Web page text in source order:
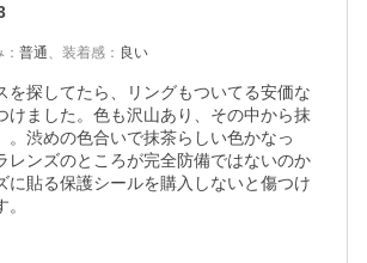
： 普通、 装着感 ： 良い
を探してたら、リングもついてる安価な
けました。色も沢山あり、その中から抹
。渋めの色合いで抹茶らしい色かなっ
レンズのところが完全防備ではないのか
に貼る保護シールを購入しないと傷つけ